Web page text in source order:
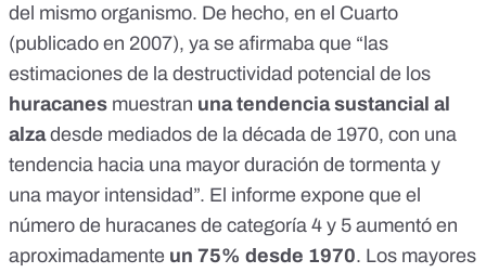
del mismo organismo. De hecho, en el Cuarto
(publicado en 2007), ya se afirmaba que “las
estimaciones de la destructividad potencial de los
huracanes muestran una tendencia sustancial al
alzadesde mediados de la década de 1970, con una
tendencia hacia una mayor duración de tormenta y
una mayor intensidad”. El informe expone que el
número de huracanes de categoría 4 y 5 aumentó en
aproximadamente un 75% desde 1970. Los mayores